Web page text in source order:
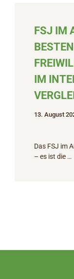
FSJ IM
IM
13. August
Das FSJ im
– es ist die …